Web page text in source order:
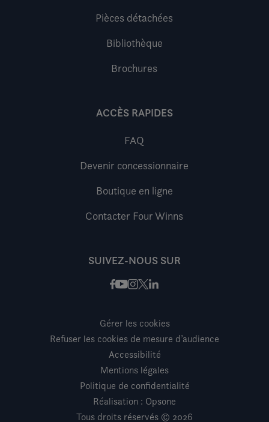
Pièces détachées
Bibliothèque
Brochures
ACCÈS RAPIDES
FAQ
Devenir concessionnaire
Boutique en ligne
Contacter Four Winns
SUIVEZ-NOUS SUR
Facebook
Youtube
Instagram
X / Twitter
LinkedIn
Tous droits réservés © 2026
Gérer les cookies
Refuser les cookies de mesure d’audience
Accessibilité
Mentions légales
Politique de confidentialité
Réalisation : Opsone